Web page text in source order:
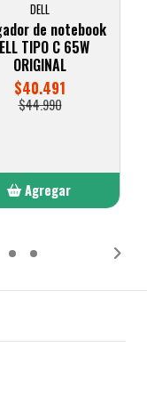
DELL
de notebook
TIPO C 65W
ORIGINAL
$40.491
$44.990
Agregar